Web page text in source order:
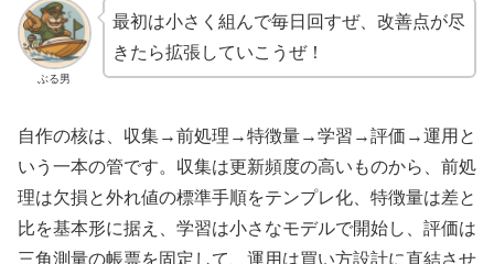
ぶる男
最初は小さく組んで毎日回すぜ、改善点が尽
きたら拡張していこうぜ！
自作の核は、収集→前処理→特徴量→学習→評価→運用と
いう一本の管です。収集は更新頻度の高いものから、前処
理は欠損と外れ値の標準手順をテンプレ化、特徴量は差と
比を基本形に据え、学習は小さなモデルで開始し、評価は
三角測量の帳票を固定して、運用は買い方設計に直結させ